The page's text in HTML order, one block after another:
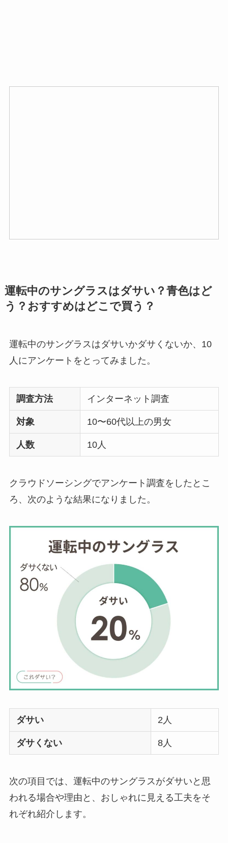
運転中のサングラスはダサい？青色はど
う？おすすめはどこで買う？
運転中のサングラスはダサいかダサくないか、10
人にアンケートをとってみました。
調査方法 インターネット調査
対象 10〜60代以上の男女
人数 10人
クラウドソーシングでアンケート調査をしたとこ
ろ、次のような結果になりました。
ダサい 2人
ダサくない 8人
次の項目では、運転中のサングラスがダサいと思
われる場合や理由と、おしゃれに見える工夫をそ
れぞれ紹介します。